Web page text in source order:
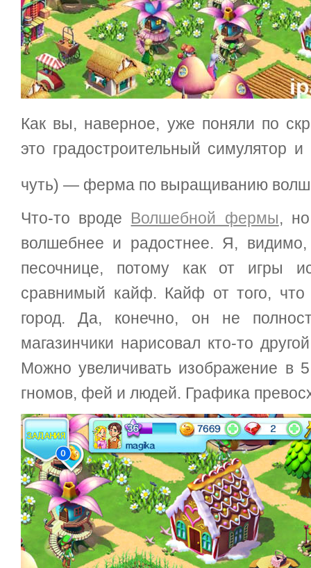
Как вы, наверное, уже поняли по
это градостроительный симулятор
чуть) — ферма по выращиванию
Что-то вроде Волшебной фермы,
волшебнее и радостнее. Я,
песочнице, потому как от игры
сравнимый кайф. Кайф от того,
город. Да, конечно, он не
магазинчики нарисовал кто-то
Можно увеличивать изображение в
гномов, фей и людей. Графика